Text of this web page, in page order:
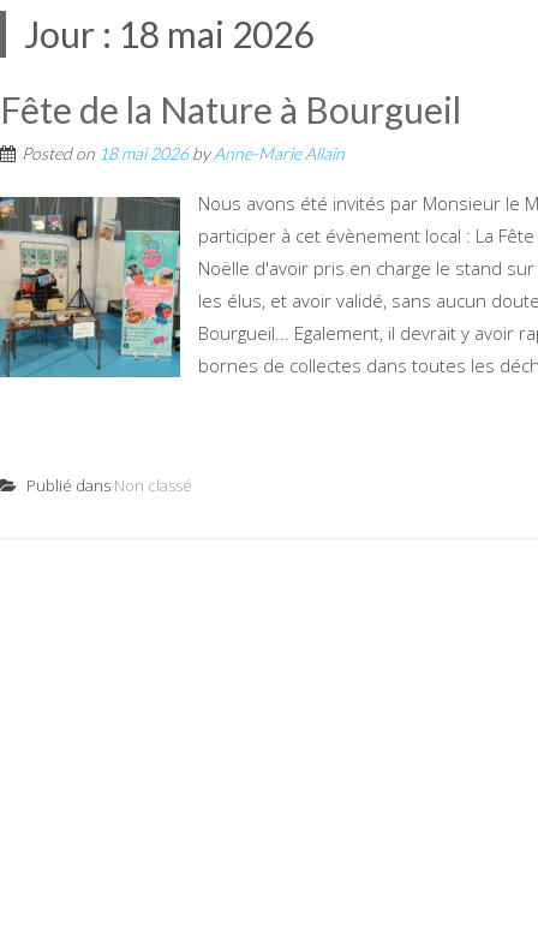
Jour : 18 mai 2026
Fête de la Nature à Bourgueil
Posted on 18 mai 2026byAnne-Marie Allain
Nous avons été invités par Monsieur le
participer à cet évènement local : La
Noëlle d'avoir pris en charge le stand
les élus, et avoir validé, sans aucun
Bourgueil... Egalement, il devrait y avoir
bornes de collectes dans toutes les
Publié dans Non classé